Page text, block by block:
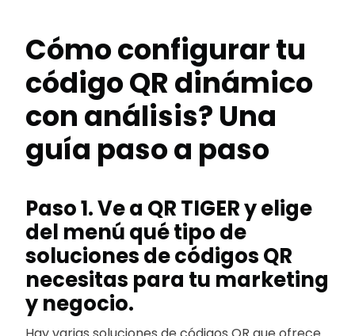
Cómo configurar tu
código QR dinámico
con análisis? Una
guía paso a paso
Paso 1. Ve a QR TIGER y elige
del menú qué tipo de
soluciones de códigos QR
necesitas para tu marketing
y negocio.